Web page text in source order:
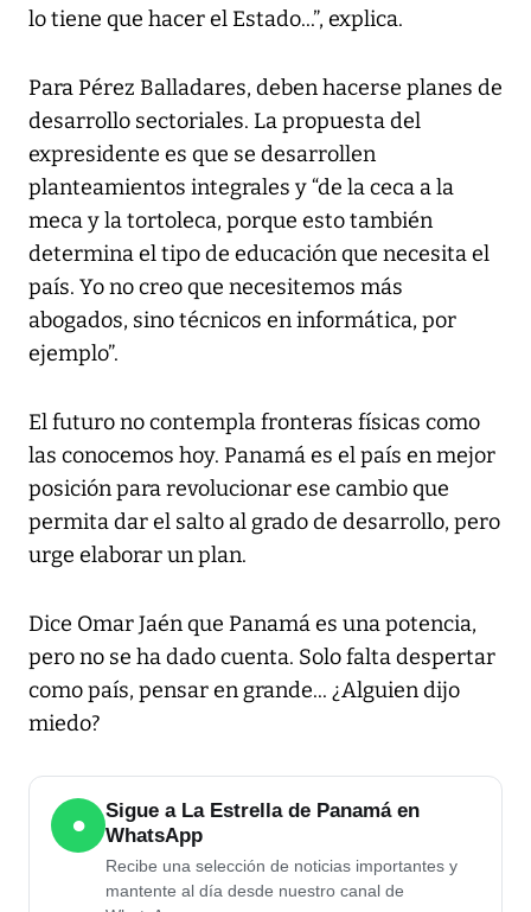
lo tiene que hacer el Estado...”, explica.
Para Pérez Balladares, deben hacerse planes de
desarrollo sectoriales. La propuesta del
expresidente es que se desarrollen
planteamientos integrales y “de la ceca a la
meca y la tortoleca, porque esto también
determina el tipo de educación que necesita el
país. Yo no creo que necesitemos más
abogados, sino técnicos en informática, por
ejemplo”.
El futuro no contempla fronteras físicas como
las conocemos hoy. Panamá es el país en mejor
posición para revolucionar ese cambio que
permita dar el salto al grado de desarrollo, pero
urge elaborar un plan.
Dice Omar Jaén que Panamá es una potencia,
pero no se ha dado cuenta. Solo falta despertar
como país, pensar en grande... ¿Alguien dijo
miedo?
●
Sigue a La Estrella de Panamá en
WhatsApp
Recibe una selección de noticias importantes y
mantente al día desde nuestro canal de